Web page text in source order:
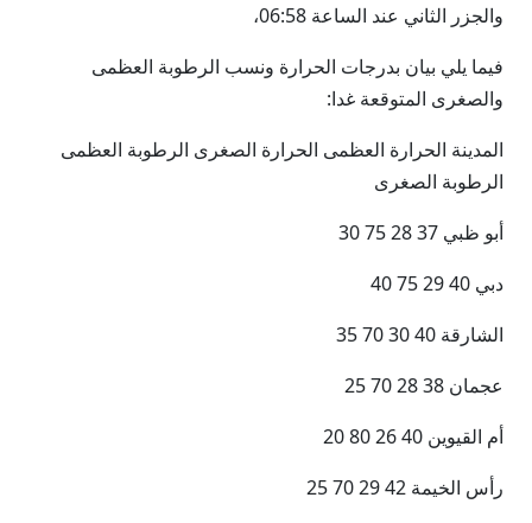
والجزر الثاني عند الساعة 06:58،
فيما يلي بيان بدرجات الحرارة ونسب الرطوبة العظمى
والصغرى المتوقعة غدا:
المدينة الحرارة العظمى الحرارة الصغرى الرطوبة العظمى
الرطوبة الصغرى
أبو ظبي 37 28 75 30
دبي 40 29 75 40
الشارقة 40 30 70 35
عجمان 38 28 70 25
أم القيوين 40 26 80 20
رأس الخيمة 42 29 70 25